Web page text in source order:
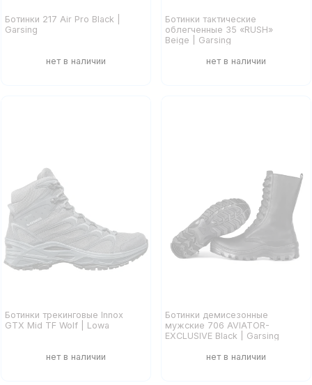
Ботинки 217 Air Pro Black |
Garsing
Ботинки тактические
облегченные 35 «RUSH»
Beige | Garsing
Ботинки трекинговые Innox
GTX Mid TF Wolf | Lowa
Ботинки демисезонные
мужские 706 AVIATOR-
EXCLUSIVE Black | Garsing